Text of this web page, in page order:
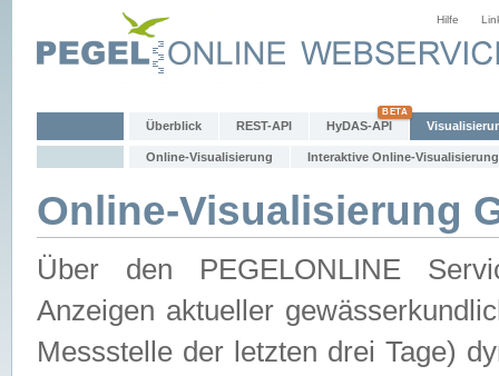
Hilfe
Überblick REST-API HyDAS-API
Online-Visualisierung Interaktive Online-Visualisierung
Online-Visualisierung
Über den PEGELONLINE
Anzeigen aktueller
Messstelle der letzten drei Tage)